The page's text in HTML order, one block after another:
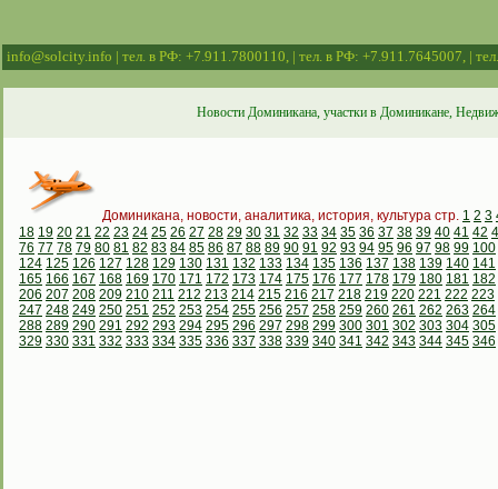
info@solcity.info | тел. в РФ: +7.911.7800110, | тел. в РФ: +7.911.7645007, |
Новости Доминикана, участки в Доминикане,
Доминикана, новости, аналитика, история, культура стр. 1 2 3
18 19 20 21 22 23 24 25 26 27 28 29 30 31 32 33 34 35 36 37 38 39 40 41 42
76 77 78 79 80 81 82 83 84 85 86 87 88 89 90 91 92 93 94 95 96 97 98 99 100
124 125 126 127 128 129 130 131 132 133 134 135 136 137 138 139 140 141
165 166 167 168 169 170 171 172 173 174 175 176 177 178 179 180 181 182
206 207 208 209 210 211 212 213 214 215 216 217 218 219 220 221 222 223
247 248 249 250 251 252 253 254 255 256 257 258 259 260 261 262 263 264
288 289 290 291 292 293 294 295 296 297 298 299 300 301 302 303 304 305
329 330 331 332 333 334 335 336 337 338 339 340 341 342 343 344 345 346